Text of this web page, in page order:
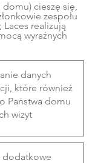
domu) cieszę się,
zespołu
Laces realizują
wyraźnych